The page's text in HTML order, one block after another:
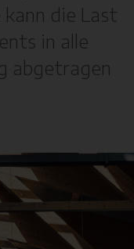
die Last
in alle
abgetragen